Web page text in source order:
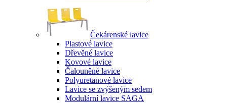
Čekárenské lavice
Plastové lavice
Dřevěné lavice
Kovové lavice
Čalouněné lavice
Polyuretanové lavice
Lavice se zvýšeným sedem
Modulární lavice SAGA